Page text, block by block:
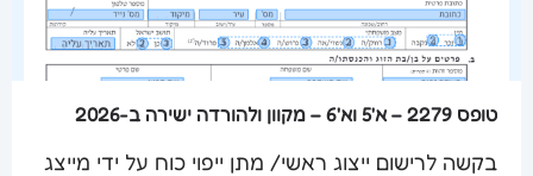
טופס 2279 – א'5 וא'6 – מקוון ולהורדה ישירה ב-2026
בקשה לרישום ייצוג ראשי/ מתן ייפוי כוח על ידי מייצג